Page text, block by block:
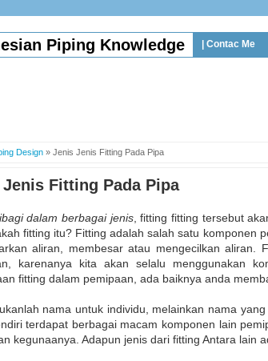
Piping Knowledge | Contac Me
Design » Jenis Jenis Fitting Pada Pipa
Fitting Pada Pipa
dalam berbagai jenis, fitting fitting tersebut
fitting itu? Fitting adalah salah satu komponen
aliran, membesar atau mengecilkan aliran.
karenanya kita akan selalu menggunakan
fitting dalam pemipaan, ada baiknya anda
nama untuk individu, melainkan nama
terdapat berbagai macam komponen lain
kegunaanya. Adapun jenis dari fitting Antara lain